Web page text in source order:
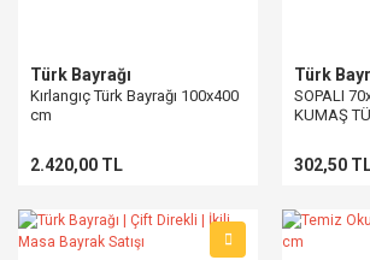
Türk Bayrağı
Kırlangıç Türk Bayrağı 100x400
cm
2.420,00 TL
Türk
SOPALI
KUMAŞ
302,50